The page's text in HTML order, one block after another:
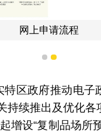
网上申请流程
1 2
特区政府推动电子
持续推出及优化各
增设“复制品场所